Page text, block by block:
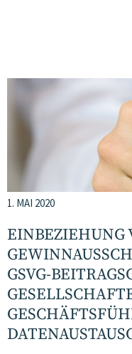
1. MAI 2020
EINBEZIEHUNG
GSVG-